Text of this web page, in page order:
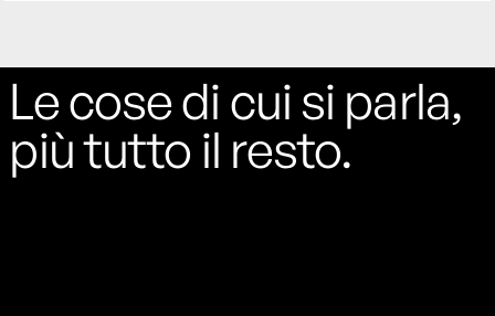
Le cose di cui si parla,
più tutto il resto.